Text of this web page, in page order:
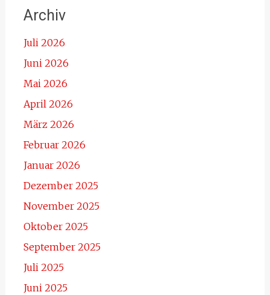
Archiv
Juli 2026
Juni 2026
Mai 2026
April 2026
März 2026
Februar 2026
Januar 2026
Dezember 2025
November 2025
Oktober 2025
September 2025
Juli 2025
Juni 2025